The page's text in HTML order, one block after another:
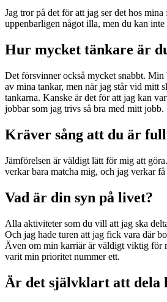
Jag tror på det för att jag ser det hos
uppenbarligen något illa, men du kan inte
Hur mycket tänkare är
Det försvinner också mycket snabbt.
av mina tankar, men när jag står vid mitt
tankarna. Kanske är det för att jag kan
jobbar som jag trivs så bra med mitt jobb.
Kräver sång att du är
Jämförelsen är väldigt lätt för mig att
verkar bara matcha mig, och jag verkar
Vad är din syn på livet?
Alla aktiviteter som du vill att jag ska
Och jag hade turen att jag fick vara där
Även om min karriär är väldigt viktig för
varit min prioritet nummer ett.
Är det självklart att dela